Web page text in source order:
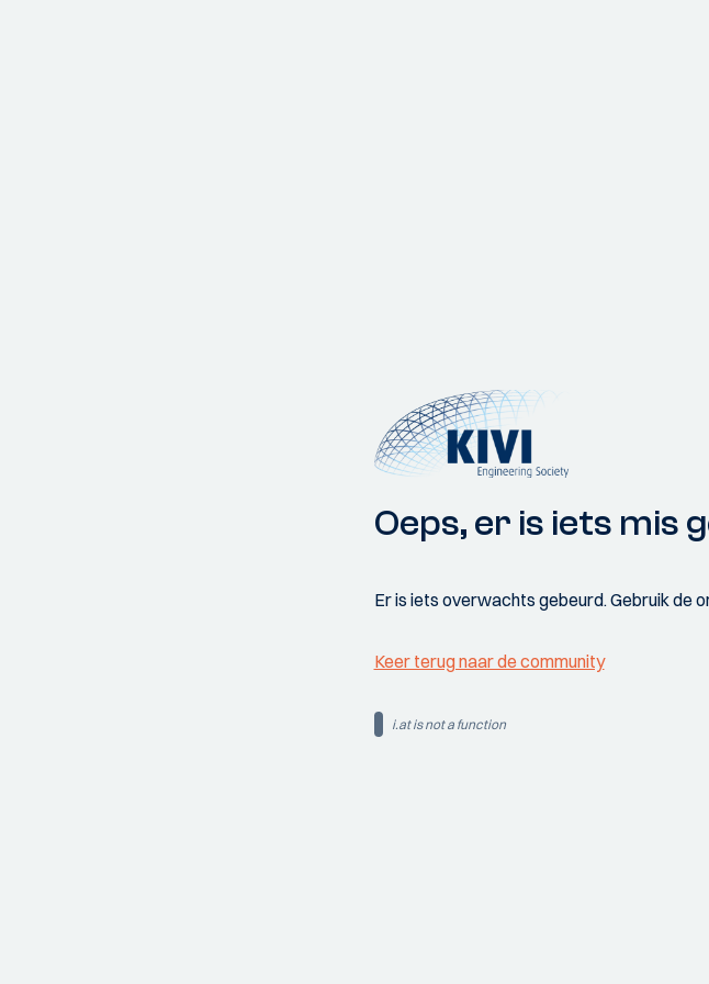
Oeps, er is iets mis
Er is iets overwachts gebeurd. Gebruik de
Keer terug naar de community
i.at is not a function